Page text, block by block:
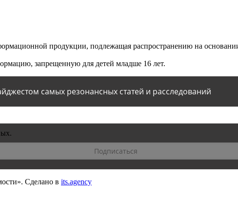
продукции, подлежащая распространению на
запрещенную для детей младше 16 лет.
самых резонансных статей и расследований
Сделано в its.agency